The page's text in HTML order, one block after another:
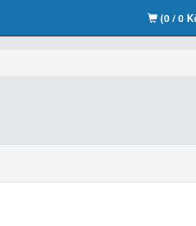
(0 / 0